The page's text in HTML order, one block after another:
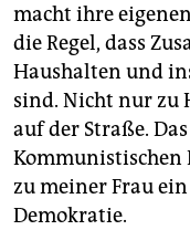
macht ihre
die Regel, dass
Haushalten und
sind. Nicht nur zu
auf der Straße.
Kommunistischen
zu meiner Frau
Demokratie.